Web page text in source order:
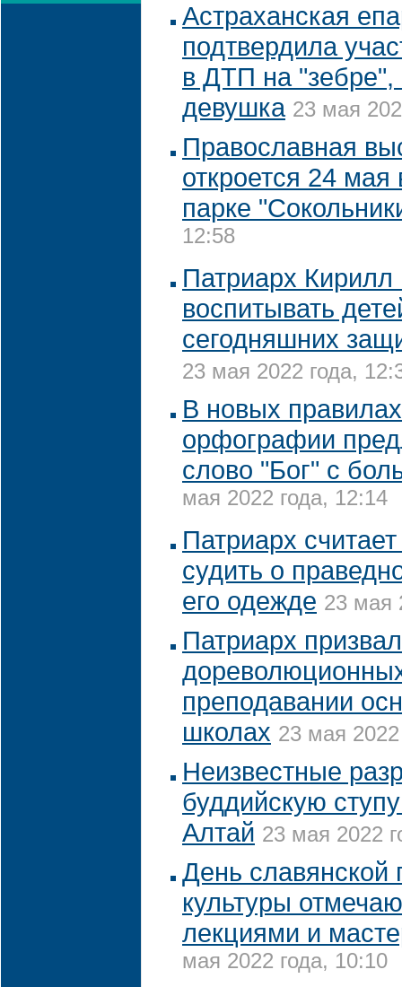
Астраханская
подтвердила
в ДТП на "зебре",
девушка 23 мая
Православная
откроется 24
парке
12:58
Патриарх Кирилл
воспитывать
сегодняшних
23 мая 2022 года,
В новых
орфографии
слово "Бог" с
мая 2022 года, 12:14
Патриарх
судить о
его одежде 23 мая
Патриарх
преподавании
школах 23 мая
Неизвестные
буддийскую
Алтай 23 мая 2022
День славянской
культуры
лекциями и
мая 2022 года, 10:10